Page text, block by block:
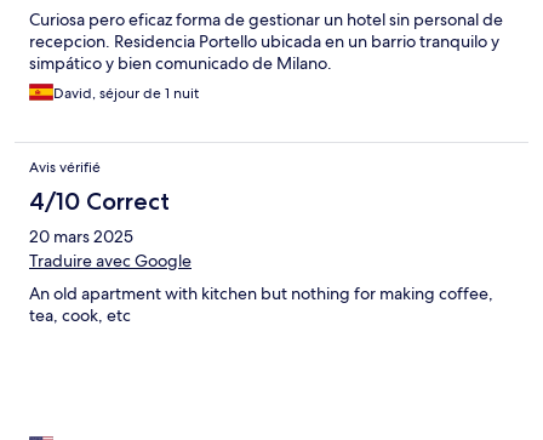
Curiosa pero eficaz forma de gestionar un hotel sin personal de
recepcion. Residencia Portello ubicada en un barrio tranquilo y
simpático y bien comunicado de Milano.
David, séjour de 1 nuit
Avis vérifié
4/10 Correct
20 mars 2025
Traduire avec Google
An old apartment with kitchen but nothing for making coffee,
tea, cook, etc